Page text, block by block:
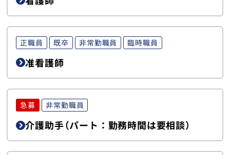
病児・病後児保育室
湯沢介護医療院ゆきざくら
採用情報
お問い合わせ
正職員 既卒 非常勤職員 臨時職員
准看護師
急募 非常勤職員
介護助手（パート：勤務時間は要相談）